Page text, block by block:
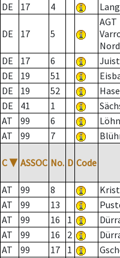
DE
17 4
DE 17 5
AGT
DE 17 6 Juist
DE
19 51
DE
19 52
DE
41 1
AT
99 6
AT
99 7
C ▼ ASSOC No. D Code
AT 99 8
AT
99 13
AT
99 16 1
AT
99 16 2
AT
99 17 1